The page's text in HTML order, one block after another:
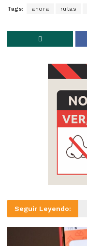
Tags: ahora rutas
Seguir Leyendo: